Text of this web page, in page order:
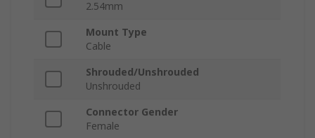
2.54mm
Mount Type
Cable
Shrouded/Unshrouded
Unshrouded
Connector Gender
Female